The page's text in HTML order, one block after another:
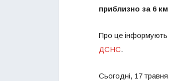
приблизно за 6
Про це інформують
ДСНС.
Сьогодні, 17